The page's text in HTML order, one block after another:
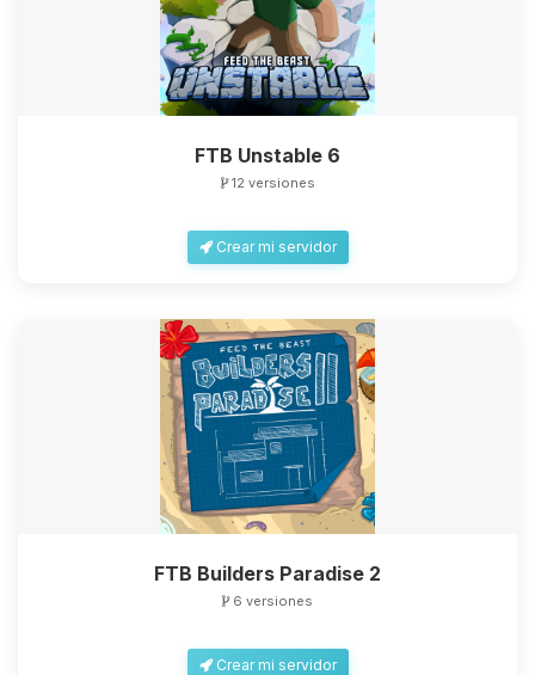
FTB Unstable 6
12 versiones
Crear mi servidor
FTB Builders Paradise 2
6 versiones
Crear mi servidor